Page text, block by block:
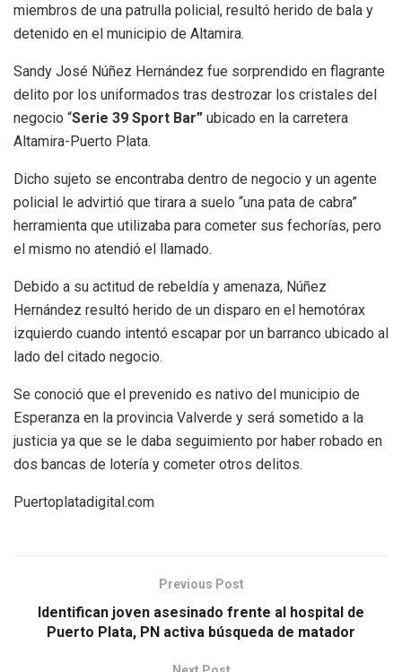
miembros de una patrulla policial, resultó herido de bala y
detenido en el municipio de Altamira.
Sandy José Núñez Hernández fue sorprendido en flagrante
delito por los uniformados tras destrozar los cristales del
negocio “Serie 39 Sport Bar” ubicado en la carretera
Altamira-Puerto Plata.
Dicho sujeto se encontraba dentro de negocio y un agente
policial le advirtió que tirara a suelo “una pata de cabra”
herramienta que utilizaba para cometer sus fechorías, pero
el mismo no atendió el llamado.
Debido a su actitud de rebeldía y amenaza, Núñez
Hernández resultó herido de un disparo en el hemotórax
izquierdo cuando intentó escapar por un barranco ubicado al
lado del citado negocio.
Se conoció que el prevenido es nativo del municipio de
Esperanza en la provincia Valverde y será sometido a la
justicia ya que se le daba seguimiento por haber robado en
dos bancas de lotería y cometer otros delitos.
Puertoplatadigital.com
Previous Post
Identifican joven asesinado frente al hospital de
Puerto Plata, PN activa búsqueda de matador